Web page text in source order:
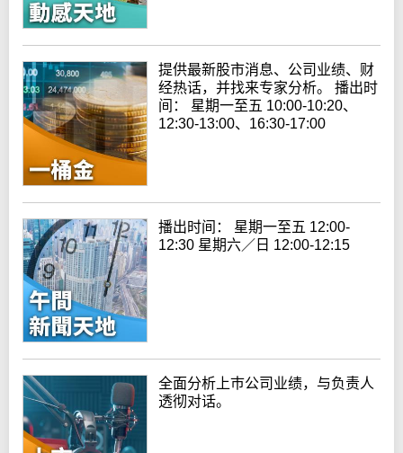
提供最新股市消息、公司业绩、财
经热话，并找来专家分析。 播出时
间： 星期一至五 10:00-10:20、
12:30-13:00、16:30-17:00
播出时间： 星期一至五 12:00-
12:30 星期六／日 12:00-12:15
全面分析上巿公司业绩，与负责人
透彻对话。